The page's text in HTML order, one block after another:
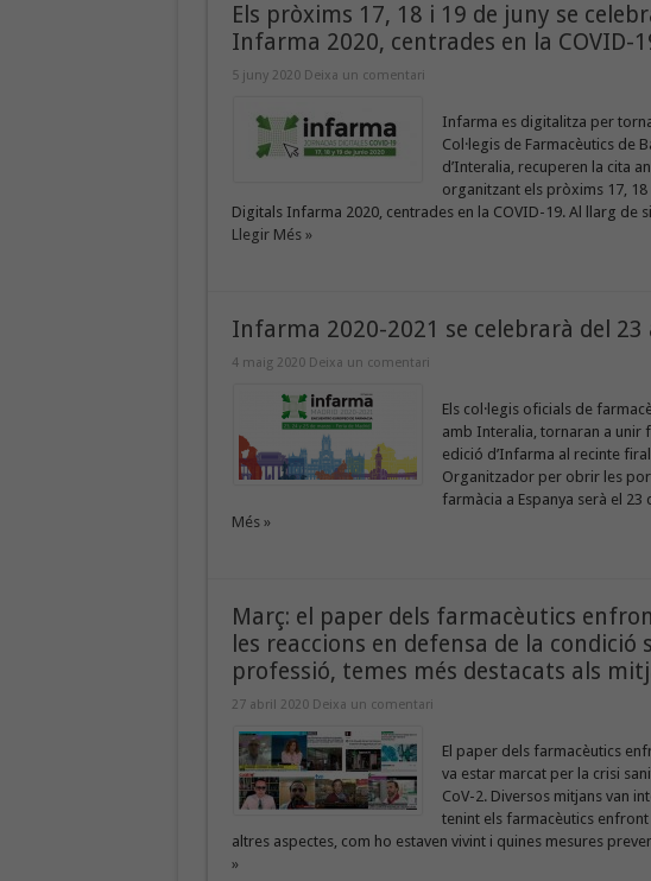
Els pròxims 17, 18 i 19 de juny se
Infarma 2020, centrades en la COVID-
5 juny 2020 Deixa un comentari
Infarma es digitalitza per
Col·legis de Farmacèutics de
d’Interalia, recuperen la cita
organitzant els pròxims 17, 18
Digitals Infarma 2020, centrades en la COVID-19. Al llarg de
Llegir Més »
Infarma 2020-2021 se celebrarà del 23
4 maig 2020 Deixa un comentari
Els col·legis oficials de
amb Interalia, tornaran a unir
edició d’Infarma al recinte
Organitzador per obrir les
farmàcia a Espanya serà el
Més »
Març: el paper dels farmacèutics
les reaccions en defensa de la
professió, temes més destacats als
27 abril 2020 Deixa un comentari
El paper dels farmacèutics
va estar marcat per la crisi
CoV-2. Diversos mitjans van
tenint els farmacèutics
altres aspectes, com ho estaven vivint i quines mesures
»